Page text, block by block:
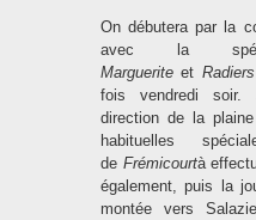
On débutera par la
avec la
Marguerite et
fois vendredi soir.
direction de la
habituelles
de Frémicourtà
également, puis la
montée vers